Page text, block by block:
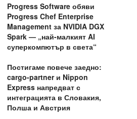
Progress Software обяви
Progress Chef Enterprise
Management за NVIDIA DGX
Spark — „най-малкият AI
суперкомпютър в света“
Постигаме повече заедно:
cargo-partner и Nippon
Express напредват с
интеграцията в Словакия,
Полша и Австрия